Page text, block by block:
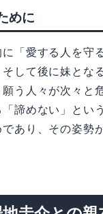
めに
「愛する人を守
して後に妹とな
う人々が次々と
諦めない」とい
あり、その姿勢